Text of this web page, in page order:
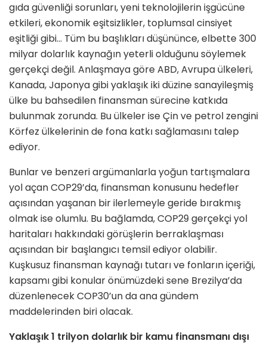
gıda güvenliği sorunları, yeni teknolojilerin işgücüne
etkileri, ekonomik eşitsizlikler, toplumsal cinsiyet
eşitliği gibi… Tüm bu başlıkları düşününce, elbette 300
milyar dolarlık kaynağın yeterli olduğunu söylemek
gerçekçi değil. Anlaşmaya göre ABD, Avrupa ülkeleri,
Kanada, Japonya gibi yaklaşık iki düzine sanayileşmiş
ülke bu bahsedilen finansman sürecine katkıda
bulunmak zorunda. Bu ülkeler ise Çin ve petrol zengini
Körfez ülkelerinin de fona katkı sağlamasını talep
ediyor.
Bunlar ve benzeri argümanlarla yoğun tartışmalara
yol açan COP29’da, finansman konusunu hedefler
açısından yaşanan bir ilerlemeyle geride bırakmış
olmak ise olumlu. Bu bağlamda, COP29 gerçekçi yol
haritaları hakkındaki görüşlerin berraklaşması
açısından bir başlangıcı temsil ediyor olabilir.
Kuşkusuz finansman kaynağı tutarı ve fonların içeriği,
kapsamı gibi konular önümüzdeki sene Brezilya’da
düzenlenecek COP30’un da ana gündem
maddelerinden biri olacak.
Yaklaşık 1 trilyon dolarlık bir kamu finansmanı dışı